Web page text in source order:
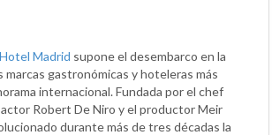
Madrid supone el desembarco en la
marcas gastronómicas y hoteleras más
internacional. Fundada por el chef
Robert De Niro y el productor Meir
durante más de tres décadas la